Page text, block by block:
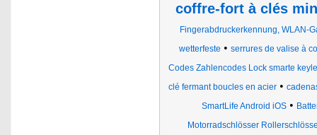
coffre-fort à clés
Fingerabdruckerkennung, WLAN-
wetterfeste • serrures de valise à
Codes Zahlencodes Lock smarte
clé fermant boucles en acier•
SmartLife Android iOS•
Motorradschlösser